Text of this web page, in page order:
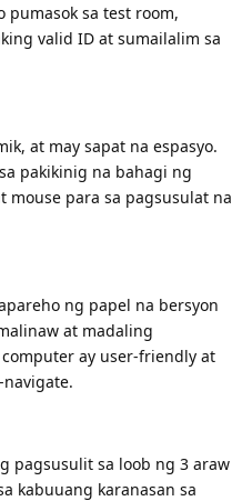
pumasok sa test room,
valid ID at sumailalim sa
at may sapat na espasyo.
pakikinig na bahagi ng
mouse para sa pagsusulat na
ng papel na bersyon
at madaling
ay user-friendly at
pagsusulit sa loob ng 3 araw
kabuuang karanasan sa